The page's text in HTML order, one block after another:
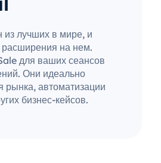
лучших в мире, и
на нем.
для ваших сеансов
Они идеально
рынка, автоматизации
бизнес-кейсов.